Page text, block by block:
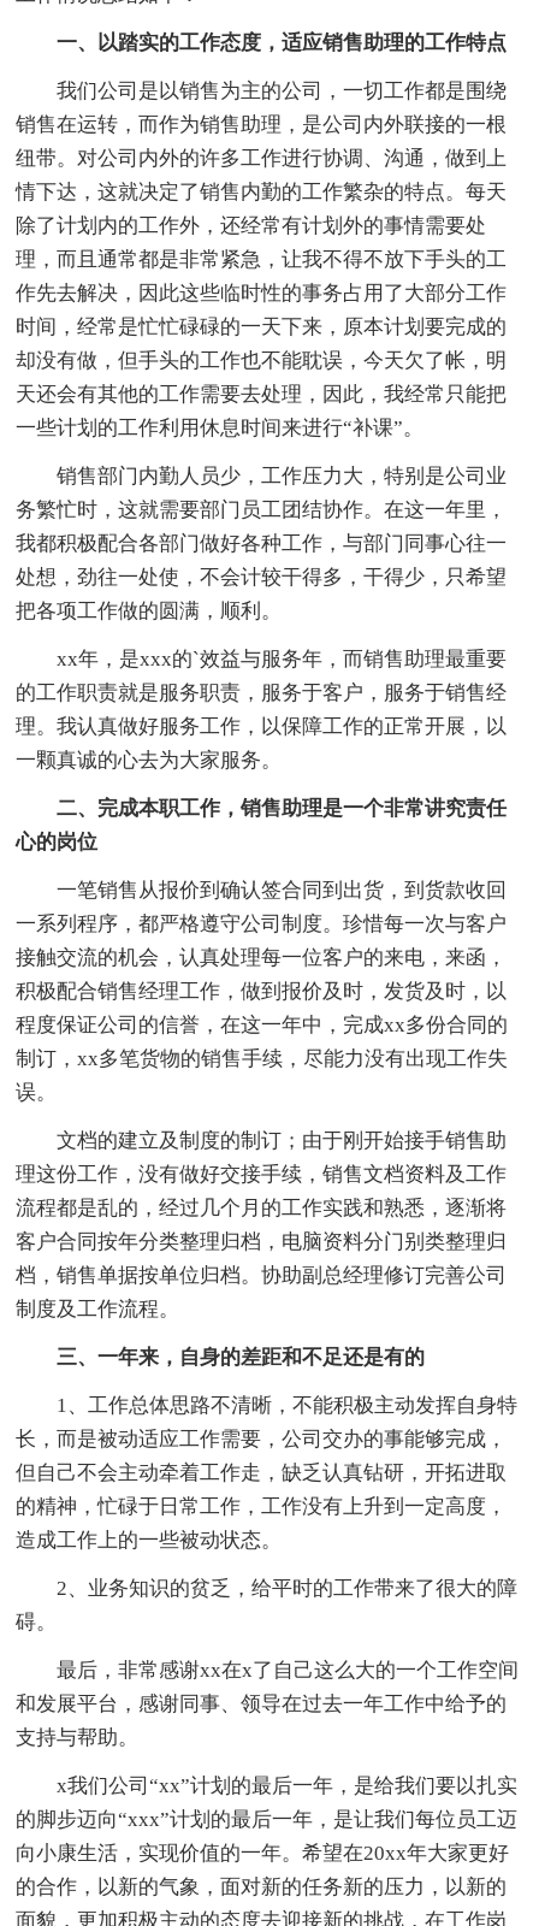
一、以踏实的工作态度，适应销售助理的工作特点
我们公司是以销售为主的公司，一切工作都是围绕
销售在运转，而作为销售助理，是公司内外联接的一根
纽带。对公司内外的许多工作进行协调、沟通，做到上
情下达，这就决定了销售内勤的工作繁杂的特点。每天
除了计划内的工作外，还经常有计划外的事情需要处
理，而且通常都是非常紧急，让我不得不放下手头的工
作先去解决，因此这些临时性的事务占用了大部分工作
时间，经常是忙忙碌碌的一天下来，原本计划要完成的
却没有做，但手头的工作也不能耽误，今天欠了帐，明
天还会有其他的工作需要去处理，因此，我经常只能把
一些计划的工作利用休息时间来进行“补课”。
销售部门内勤人员少，工作压力大，特别是公司业
务繁忙时，这就需要部门员工团结协作。在这一年里，
我都积极配合各部门做好各种工作，与部门同事心往一
处想，劲往一处使，不会计较干得多，干得少，只希望
把各项工作做的圆满，顺利。
xx年，是xxx的`效益与服务年，而销售助理最重要
的工作职责就是服务职责，服务于客户，服务于销售经
理。我认真做好服务工作，以保障工作的正常开展，以
一颗真诚的心去为大家服务。
二、完成本职工作，销售助理是一个非常讲究责任
心的岗位
一笔销售从报价到确认签合同到出货，到货款收回
一系列程序，都严格遵守公司制度。珍惜每一次与客户
接触交流的机会，认真处理每一位客户的来电，来函，
积极配合销售经理工作，做到报价及时，发货及时，以
程度保证公司的信誉，在这一年中，完成xx多份合同的
制订，xx多笔货物的销售手续，尽能力没有出现工作失
误。
文档的建立及制度的制订；由于刚开始接手销售助
理这份工作，没有做好交接手续，销售文档资料及工作
流程都是乱的，经过几个月的工作实践和熟悉，逐渐将
客户合同按年分类整理归档，电脑资料分门别类整理归
档，销售单据按单位归档。协助副总经理修订完善公司
制度及工作流程。
三、一年来，自身的差距和不足还是有的
1、工作总体思路不清晰，不能积极主动发挥自身特
长，而是被动适应工作需要，公司交办的事能够完成，
但自己不会主动牵着工作走，缺乏认真钻研，开拓进取
的精神，忙碌于日常工作，工作没有上升到一定高度，
造成工作上的一些被动状态。
2、业务知识的贫乏，给平时的工作带来了很大的障
碍。
最后，非常感谢xx在x了自己这么大的一个工作空间
和发展平台，感谢同事、领导在过去一年工作中给予的
支持与帮助。
x我们公司“xx”计划的最后一年，是给我们要以扎实
的脚步迈向“xxx”计划的最后一年，是让我们每位员工迈
向小康生活，实现价值的一年。希望在20xx年大家更好
的合作，以新的气象，面对新的任务新的压力，以新的
面貌，更加积极主动的态度去迎接新的挑战，在工作岗